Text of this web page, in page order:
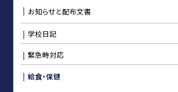
お知らせと配布文書
学校日記
緊急時対応
給食・保健